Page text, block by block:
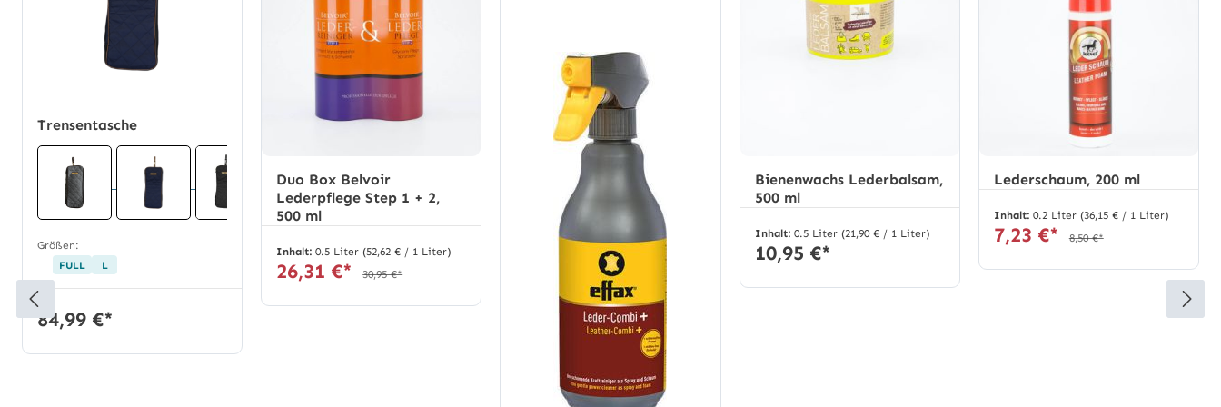
Trensentasche
Größen:
FULL
L
84,99 €*
Duo Box Belvoir
Lederpflege Step 1 + 2,
500 ml
Inhalt:0.5 Liter(52,62 € / 1 Liter)
26,31 €* 30,95 €*
Bienenwachs Lederbalsam,
500 ml
Inhalt: 0.5 Liter (21,90 € / 1 Liter)
10,95 €*
Lederschaum, 200 ml
Inhalt: 0.2 Liter (36,15 € / 1 Liter)
7,23 €* 8,50 €*